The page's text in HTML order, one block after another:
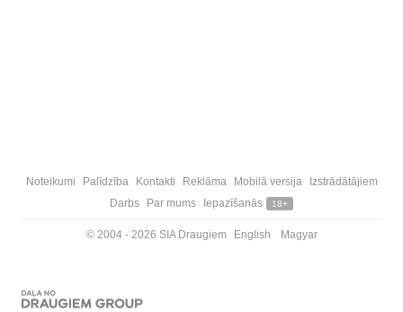
Noteikumi Palīdzība Kontakti Reklāma Mobilā versija
Izstrādātājiem
Darbs
Par mums Iepazīšanās 18+
© 2004 - 2026 SIA Draugiem English Magyar